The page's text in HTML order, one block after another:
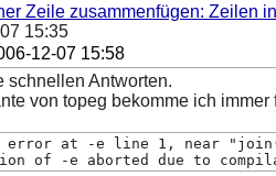
Zeile zusammenfügen: Zeilen
15:35
12-07 15:58
schnellen Antworten.
von topeg bekomme ich
error at -e line 1, near
of -e aborted due to